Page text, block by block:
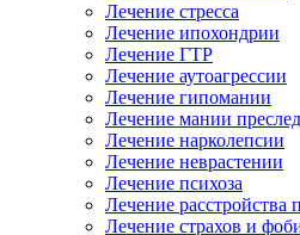
Лечение стресса
Лечение ипохондрии
Лечение ГТР
Лечение аутоагрессии
Лечение гипомании
Лечение мании
Лечение нарколепсии
Лечение неврастении
Лечение психоза
Лечение расстройства
Лечение страхов и